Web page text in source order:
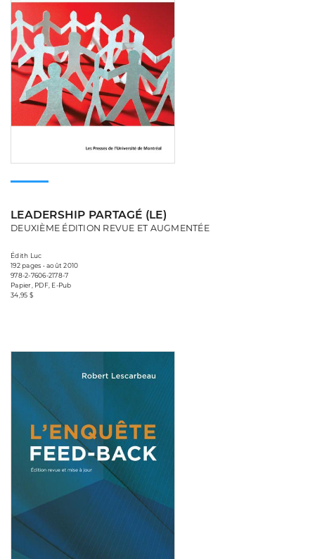
LEADERSHIP PARTAGÉ (LE)
DEUXIÈME ÉDITION REVUE ET AUGMENTÉE
Édith Luc
192 pages • août 2010
978-2-7606-2178-7
Papier, PDF, E-Pub
34,95 $